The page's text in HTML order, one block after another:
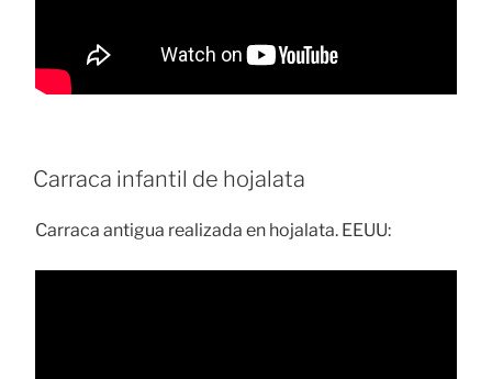
Carraca infantil de hojalata
Carraca antigua realizada en hojalata. EEUU: